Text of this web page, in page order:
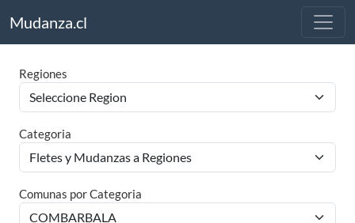
Mudanza.cl
Regiones
Categoria
Comunas por Categoria